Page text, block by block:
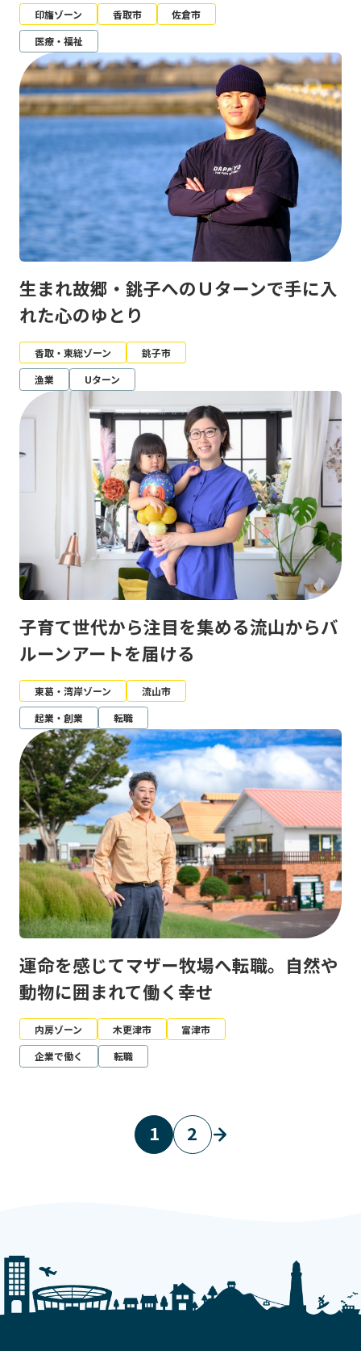
印旛ゾーン 香取市
佐倉市
医療・福祉
生まれ故郷・銚子へのＵターンで手に入
れた心のゆとり
香取・東総ゾーン
銚子市
漁業
Uターン
子育て世代から注目を集める流山からバ
ルーンアートを届ける
東葛・湾岸ゾーン
流山市
起業・創業
転職
運命を感じてマザー牧場へ転職。自然や
動物に囲まれて働く幸せ
内房ゾーン 木更津市
富津市
企業で働く
転職
1 2